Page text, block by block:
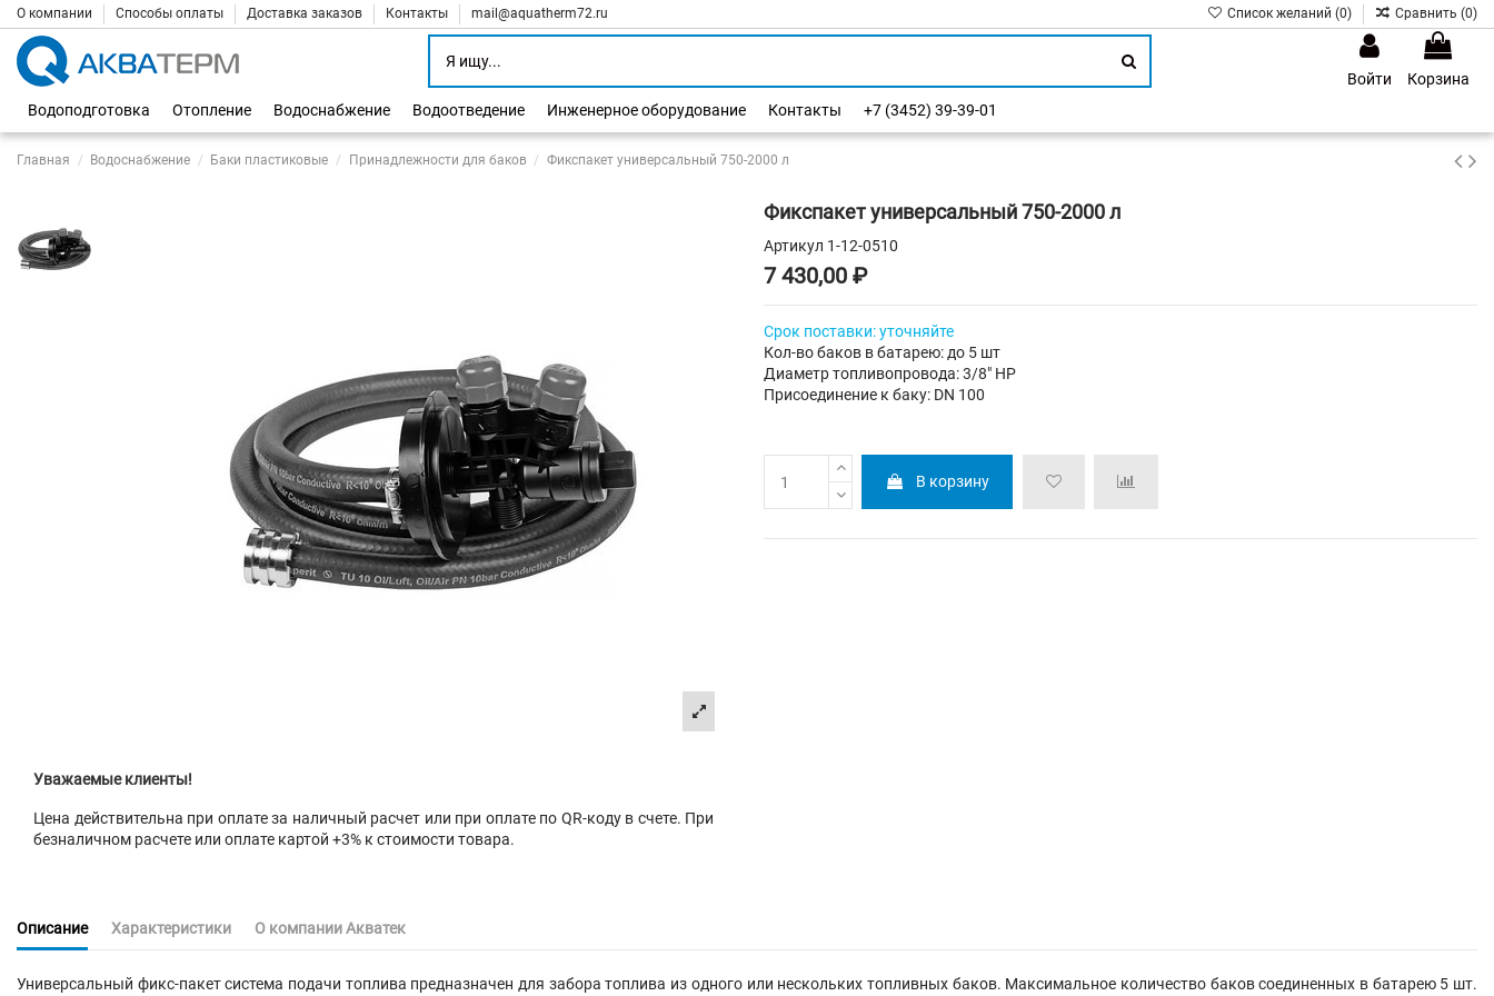
О компании Способы оплаты Доставка заказов Контакты mail@aquatherm72.ru Список желаний (0) Сравнить (0)
Войти
Корзина
Водоподготовка
Отопление Водоснабжение Водоотведение Инженерное оборудование Контакты +7 (3452) 39-39-01
Главная Водоснабжение Баки пластиковые Принадлежности для баков Фикспакет универсальный 750-2000 л
Уважаемые клиенты!
Цена действительна при оплате за наличный расчет или при оплате по QR-коду в счете. При
безналичном расчете или оплате картой +3% к стоимости товара.
Фикспакет универсальный 750-2000 л
Артикул 1-12-0510
7 430,00 ₽
Срок поставки:уточняйте
Кол-во баков в батарею: до 5 шт
Диаметр топливопровода: 3/8" НР
Присоединение к баку: DN 100
В корзину
Описание Характеристики О компании Акватек
Универсальный фикс-пакет система подачи топлива предназначен для забора топлива из одного или нескольких топливных баков. Максимальное количество баков соединенных в батарею 5 шт.